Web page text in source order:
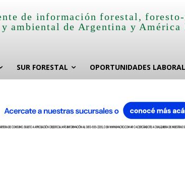
de información forestal,
y ambiental de Argentina y América
SUR FORESTAL OPORTUNIDADES